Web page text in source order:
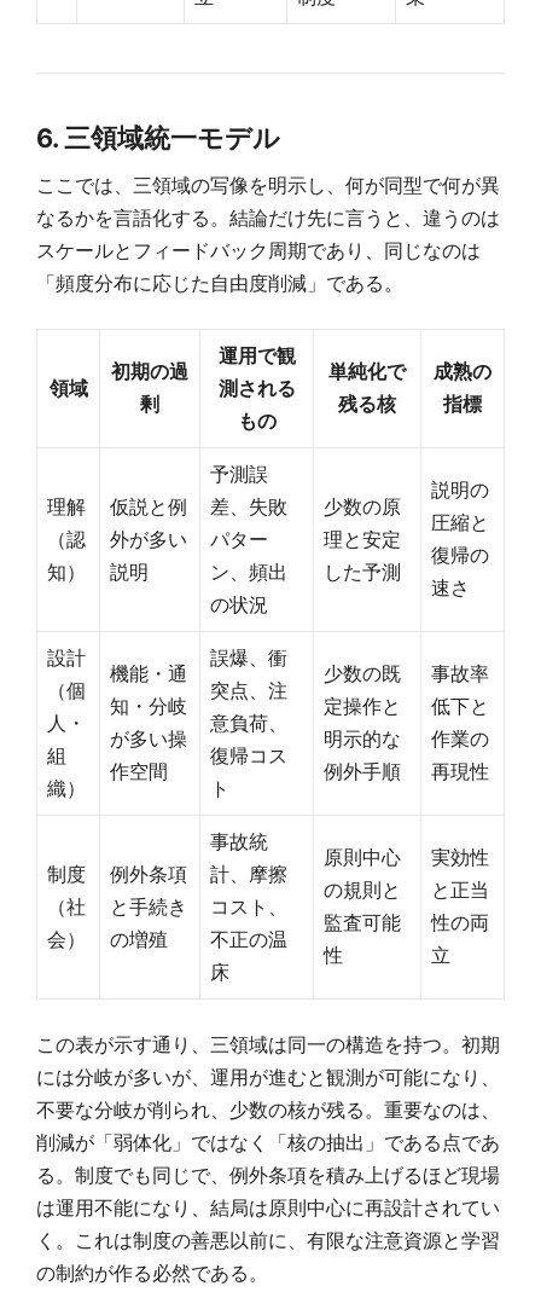
6. 三領域統一モデル
ここでは、三領域の写像を明示し、何が同型で何が異
なるかを言語化する。結論だけ先に言うと、違うのは
スケールとフィードバック周期であり、同じなのは
「頻度分布に応じた自由度削減」である。
領域
初期の過
剰
運用で観
測される
もの
単純化で
残る核
成熟の
指標
理解
（認
知）
仮説と例
外が多い
説明
予測誤
差、失敗
パター
ン、頻出
の状況
少数の原
理と安定
した予測
説明の
圧縮と
復帰の
速さ
設計
（個
人・
組
織）
機能・通
知・分岐
が多い操
作空間
誤爆、衝
突点、注
意負荷、
復帰コス
ト
少数の既
定操作と
明示的な
例外手順
事故率
低下と
作業の
再現性
制度
（社
会）
例外条項
と手続き
の増殖
事故統
計、摩擦
コスト、
不正の温
床
原則中心
の規則と
監査可能
性
実効性
と正当
性の両
立
この表が示す通り、三領域は同一の構造を持つ。初期
には分岐が多いが、運用が進むと観測が可能になり、
不要な分岐が削られ、少数の核が残る。重要なのは、
削減が「弱体化」ではなく「核の抽出」である点であ
る。制度でも同じで、例外条項を積み上げるほど現場
は運用不能になり、結局は原則中心に再設計されてい
く。これは制度の善悪以前に、有限な注意資源と学習
の制約が作る必然である。